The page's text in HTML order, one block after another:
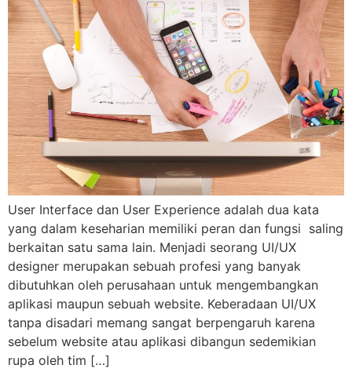
User Interface dan User Experience adalah dua kata
yang dalam keseharian memiliki peran dan fungsi saling
berkaitan satu sama lain. Menjadi seorang UI/UX
designer merupakan sebuah profesi yang banyak
dibutuhkan oleh perusahaan untuk mengembangkan
aplikasi maupun sebuah website. Keberadaan UI/UX
tanpa disadari memang sangat berpengaruh karena
sebelum website atau aplikasi dibangun sedemikian
rupa oleh tim […]